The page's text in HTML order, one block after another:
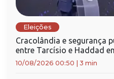
Eleições
Cracolândia e segurança
entre Tarcísio e Haddad
10/08/2026 00:50 3 min